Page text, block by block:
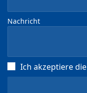
Nachricht
Ich akzeptiere die